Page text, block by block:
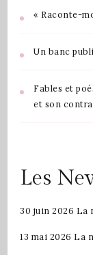
« Raconte-
Un banc
Fables et
et son
Les
30 juin 2026 La
13 mai 2026 La